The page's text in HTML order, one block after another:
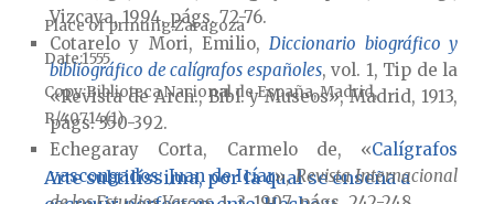
Vizcaya, 1994, págs. 72-76.
Cotarelo y Mori, Emilio,Diccionario biográfico y
bibliográfico de calígrafos españoles, vol. 1, Tip de la
«Revista de Arch., Bibl. y Museos», Madrid, 1913,
págs. 350-392.
Echegaray Corta, Carmelo de, «Calígrafos
vascongados: Juan de Icíar»,Revista Internacional
Place of printingZaragoza
Date1555
CopyBiblioteca Nacional de España, Madrid,
R/40714(1)
Arte subtilíssima, por la qual se enseña a